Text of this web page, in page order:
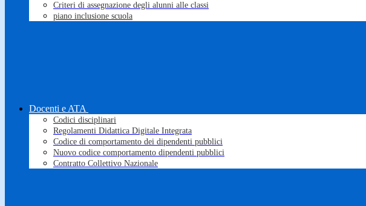
Criteri di assegnazione degli alunni alle classi
piano inclusione scuola
Docenti e ATA
Codici disciplinari
Regolamenti Didattica Digitale Integrata
Codice di comportamento dei dipendenti pubblici
Nuovo codice comportamento dipendenti pubblici
Contratto Collettivo Nazionale